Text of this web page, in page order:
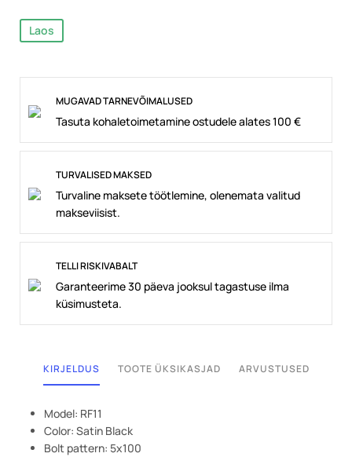
Laos
MUGAVAD TARNEVÕIMALUSED
Tasuta kohaletoimetamine ostudele alates 100 €
TURVALISED MAKSED
Turvaline maksete töötlemine, olenemata valitud
makseviisist.
TELLI RISKIVABALT
Garanteerime 30 päeva jooksul tagastuse ilma
küsimusteta.
KIRJELDUS TOOTE ÜKSIKASJAD ARVUSTUSED
Model: RF11
Color: Satin Black
Bolt pattern: 5x100